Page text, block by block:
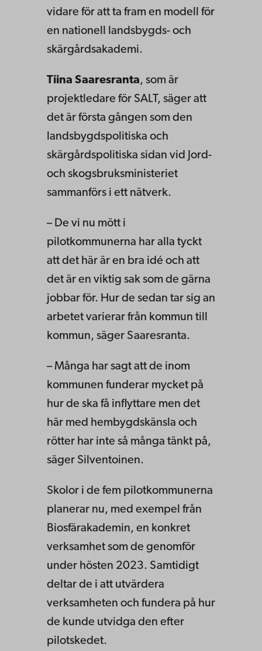
vidare för att ta fram en modell för
en nationell landsbygds- och
skärgårdsakademi.
Tiina Saaresranta, som är
projektledare för SALT, säger att
det är första gången som den
landsbygdspolitiska och
skärgårdspolitiska sidan vid Jord-
och skogsbruksministeriet
sammanförs i ett nätverk.
– De vi nu mött i
pilotkommunerna har alla tyckt
att det här är en bra idé och att
det är en viktig sak som de gärna
jobbar för. Hur de sedan tar sig an
arbetet varierar från kommun till
kommun, säger Saaresranta.
– Många har sagt att de inom
kommunen funderar mycket på
hur de ska få inflyttare men det
här med hembygdskänsla och
rötter har inte så många tänkt på,
säger Silventoinen.
Skolor i de fem pilotkommunerna
planerar nu, med exempel från
Biosfärakademin, en konkret
verksamhet som de genomför
under hösten 2023. Samtidigt
deltar de i att utvärdera
verksamheten och fundera på hur
de kunde utvidga den efter
pilotskedet.